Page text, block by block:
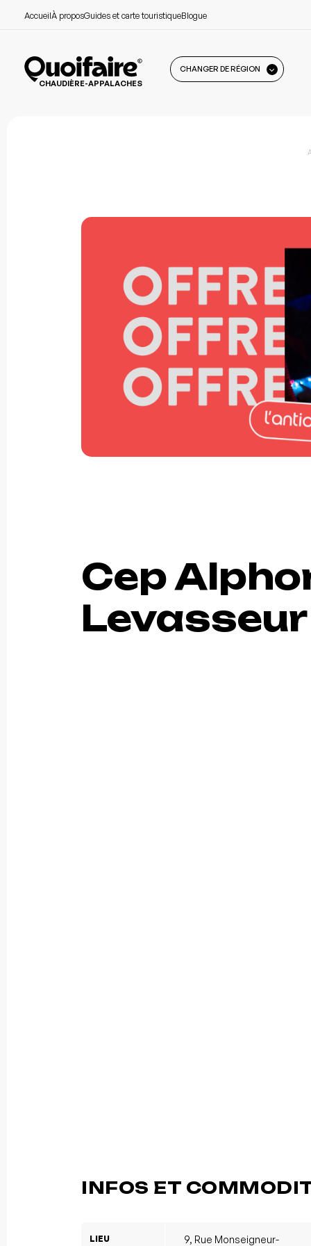
AccueilÀ proposGuides et carte touristiqueBlogue
CHAUDIÈRE-APPALACHES
CHANGER DE RÉGION
Cep
Levasseur
INFOS ET
LIEU
9, Rue Monseigneur-